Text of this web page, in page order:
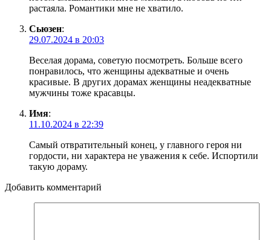
растаяла. Романтики мне не хватило.
Сьюзен:
29.07.2024 в 20:03
Веселая дорама, советую посмотреть. Больше всего
понравилось, что женщины адекватные и очень
красивые. В других дорамах женщины неадекватные
мужчины тоже красавцы.
Имя:
11.10.2024 в 22:39
Самый отвратительный конец, у главного героя ни
гордости, ни характера не уважения к себе. Испортили
такую дораму.
Добавить комментарий